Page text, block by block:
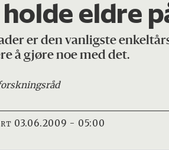
eldre
er den vanligste
å gjøre noe med det.
03.06.2009 - 05:00